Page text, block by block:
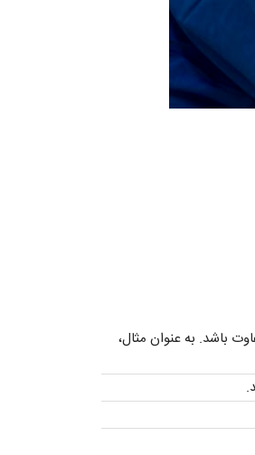
باشد. به عنوان مثال،